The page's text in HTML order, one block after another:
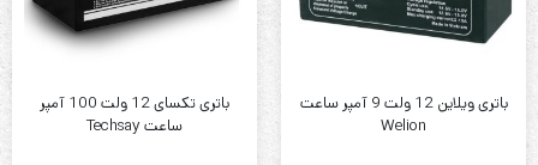
باتری ویلاین 12 ولت 9 آمپر ساعت
Welion
باتری تکسای 12 ولت 100 آمپر
ساعت Techsay